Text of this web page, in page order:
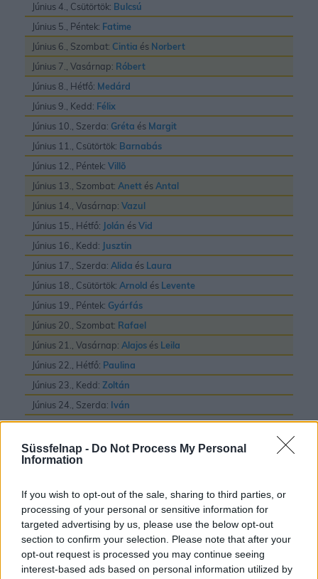
Süssfelnap - Do Not Process My Personal
Information
If you wish to opt-out of the sale, sharing to third parties, or
processing of your personal or sensitive information for
targeted advertising by us, please use the below opt-out
section to confirm your selection. Please note that after your
opt-out request is processed you may continue seeing
interest-based ads based on personal information utilized by
Június 4., Csütörtök: Bulcsú
Június 5., Péntek: Fatime
Június 6., Szombat: Cintia és Norbert
Június 7., Vasárnap: Róbert
Június 8., Hétfő: Medárd
Június 9., Kedd: Félix
Június 10., Szerda: Gréta és Margit
Június 11., Csütörtök: Barnabás
Június 12., Péntek: Villõ
Június 13., Szombat: Anett ésAntal
Június 14., Vasárnap: Vazul
Június 15., Hétfő: Jolán ésVid
Június 16., Kedd: Jusztin
Június 17., Szerda: Alida és Laura
Június 18., Csütörtök: Arnold és Levente
Június 19., Péntek: Gyárfás
Június 20., Szombat: Rafael
Június 21., Vasárnap: Alajos és Leila
Június 22., Hétfő: Paulina
Június 23., Kedd: Zoltán
Június 24., Szerda: Iván
Június 25., Csütörtök:Vilmos
Június 26., Péntek: János ésPál
Június 27., Szombat:
Június 29., Hétfő:
Péter
Június 30., Kedd:Pál